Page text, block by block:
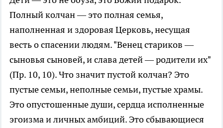
Полный колчан — это полная семья,
наполненная и здоровая Церковь, несущая
весть о спасении людям. "Венец стариков —
сыновья сыновей, и слава детей — родители их"
(Пр. 10, 10). Что значит пустой колчан? Это
пустые семьи, неполные семьи, пустые храмы.
Это опустошенные души, сердца исполненные
эгоизма и личных амбиций. Это сбывающиеся